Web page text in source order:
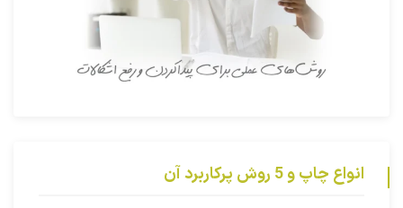
انواع چاپ و 5 روش پرکاربرد آن